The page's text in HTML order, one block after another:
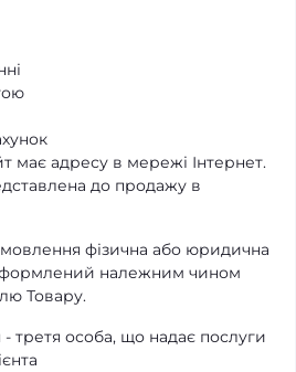
має адресу в мережі Інтернет.
​​до продажу в
фізична або юридична
належним чином
Товару.
третя особа, що надає послуги